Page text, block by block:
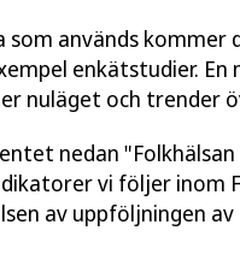
som används
enkätstudier.
nuläget och trender
nedan
vi följer inom
av uppföljningen